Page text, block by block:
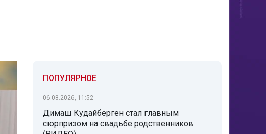
ПОПУЛЯРНОЕ
06.08.2026, 11:52
Димаш Кудайберген стал главным
сюрпризом на свадьбе родственников